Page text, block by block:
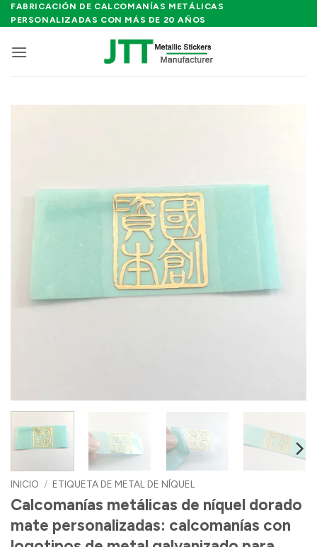
Saltar
al
FABRICACIÓN DE CALCOMANÍAS METÁLICAS
PERSONALIZADAS CON MÁS DE 20 AÑOS
INICIO / ETIQUETA DE METAL DE NÍQUEL
Calcomanías metálicas de níquel dorado
mate personalizadas: calcomanías con